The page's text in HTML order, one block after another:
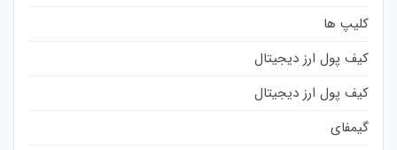
کلیپ ها
کیف پول ارز دیجیتال
کیف پول ارز دیجیتال
گیمفای